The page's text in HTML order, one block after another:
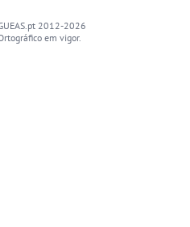
2012-2026
em vigor.